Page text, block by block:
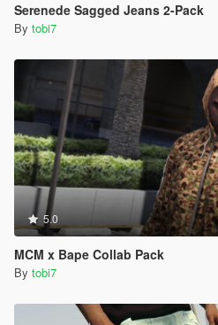
Serenede Sagged Jeans 2-Pack
By tobi7
5.0
MCM x Bape Collab Pack
By tobi7